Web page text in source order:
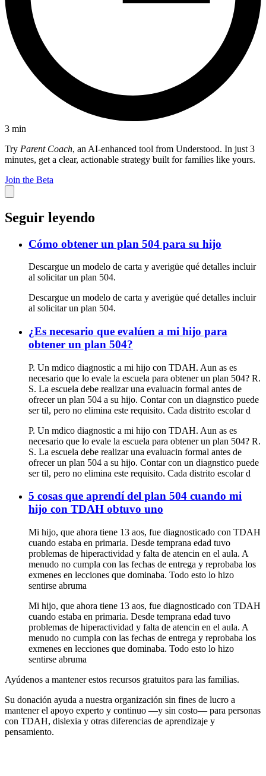
3 min
Try Parent Coach, an AI-enhanced tool from Understood. In just 3
minutes, get a clear, actionable strategy built for families like yours.
Join the Beta
Seguir leyendo
Cómo obtener un plan 504 para su hijo
Descargue un modelo de carta y averigüe qué detalles incluir
al solicitar un plan 504.
Descargue un modelo de carta y averigüe qué detalles incluir
al solicitar un plan 504.
¿Es necesario que evalúen a mi hijo para
obtener un plan 504?
P. Un mdico diagnostic a mi hijo con TDAH. Aun as es
necesario que lo evale la escuela para obtener un plan 504? R.
S. La escuela debe realizar una evaluacin formal antes de
ofrecer un plan 504 a su hijo. Contar con un diagnstico puede
ser til, pero no elimina este requisito. Cada distrito escolar d
P. Un mdico diagnostic a mi hijo con TDAH. Aun as es
necesario que lo evale la escuela para obtener un plan 504? R.
S. La escuela debe realizar una evaluacin formal antes de
ofrecer un plan 504 a su hijo. Contar con un diagnstico puede
ser til, pero no elimina este requisito. Cada distrito escolar d
5 cosas que aprendí del plan 504 cuando mi
hijo con TDAH obtuvo uno
Mi hijo, que ahora tiene 13 aos, fue diagnosticado con TDAH
cuando estaba en primaria. Desde temprana edad tuvo
problemas de hiperactividad y falta de atencin en el aula. A
menudo no cumpla con las fechas de entrega y reprobaba los
exmenes en lecciones que dominaba. Todo esto lo hizo
sentirse abruma
Mi hijo, que ahora tiene 13 aos, fue diagnosticado con TDAH
cuando estaba en primaria. Desde temprana edad tuvo
problemas de hiperactividad y falta de atencin en el aula. A
menudo no cumpla con las fechas de entrega y reprobaba los
exmenes en lecciones que dominaba. Todo esto lo hizo
sentirse abruma
Ayúdenos a mantener estos recursos gratuitos para las familias.
Su donación ayuda a nuestra organización sin fines de lucro a
mantener el apoyo experto y continuo —y sin costo— para personas
con TDAH, dislexia y otras diferencias de aprendizaje y
pensamiento.